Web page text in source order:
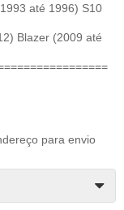
até 1996) S10
Blazer (2009 até
para envio